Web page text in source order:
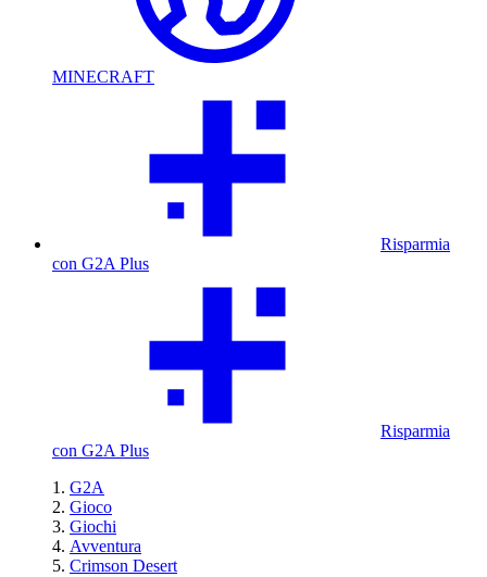
MINECRAFT
Risparmia
con G2A Plus
Risparmia
con G2A Plus
G2A
Gioco
Giochi
Avventura
Crimson Desert